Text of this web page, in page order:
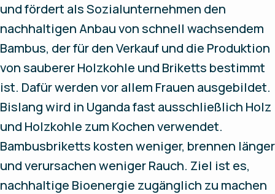
und fördert als Sozialunternehmen den
nachhaltigen Anbau von schnell wachsendem
Bambus, der für den Verkauf und die Produktion
von sauberer Holzkohle und Briketts bestimmt
ist. Dafür werden vor allem Frauen ausgebildet.
Bislang wird in Uganda fast ausschließlich Holz
und Holzkohle zum Kochen verwendet.
Bambusbriketts kosten weniger, brennen länger
und verursachen weniger Rauch. Ziel ist es,
nachhaltige Bioenergie zugänglich zu machen